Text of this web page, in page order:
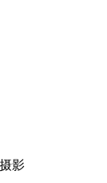
影